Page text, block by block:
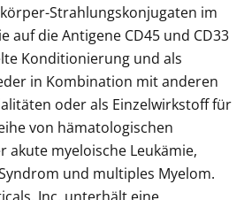
Strahlungskonjugaten im
auf die Antigene CD45 und CD33
Konditionierung und als
in Kombination mit anderen
oder als Einzelwirkstoff für
von hämatologischen
akute myeloische Leukämie,
und multiples Myelom.